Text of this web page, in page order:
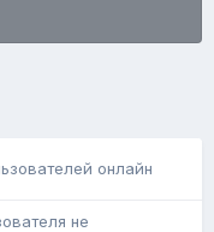
онлайн
не